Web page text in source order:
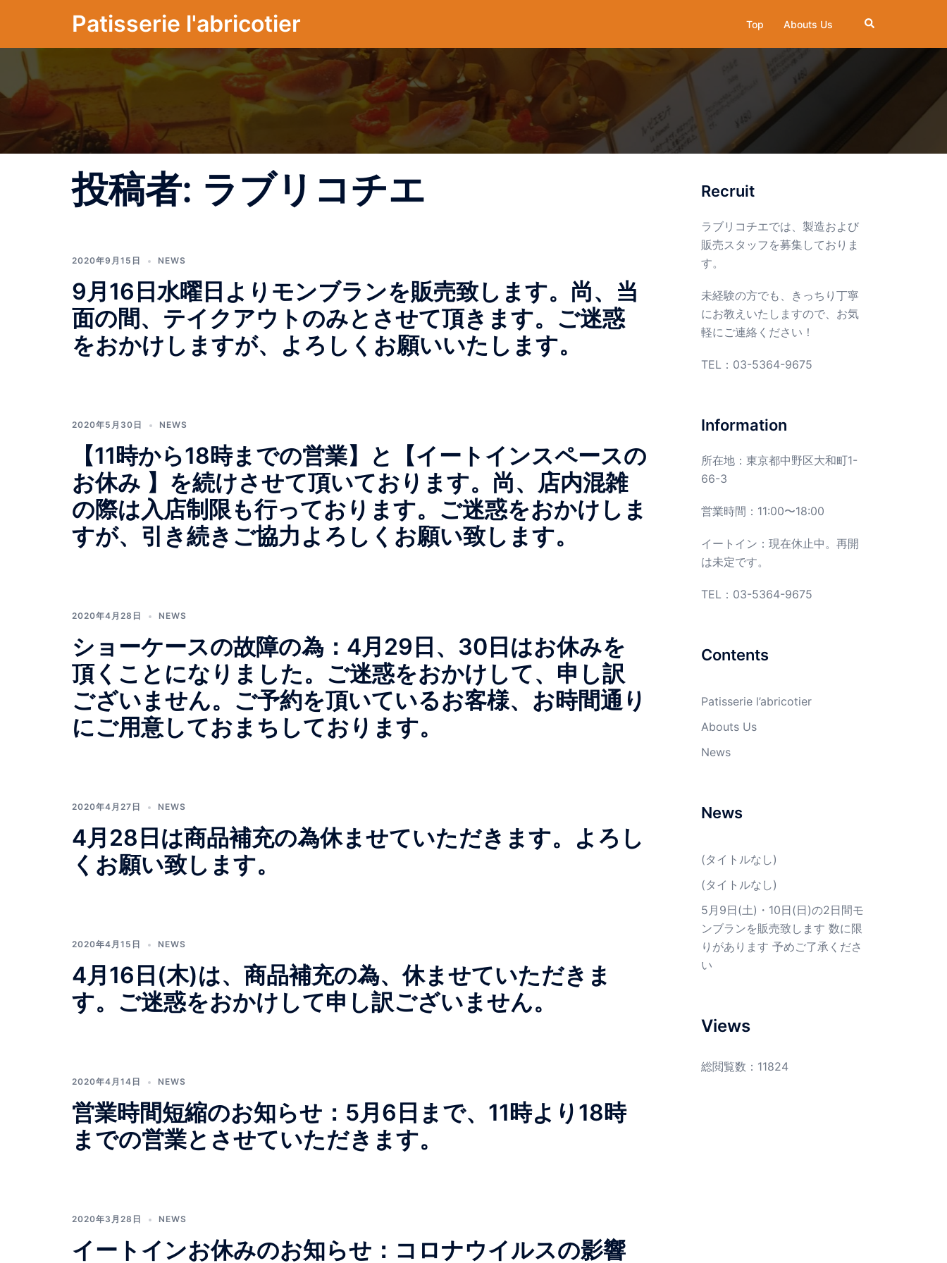
テ
へ
キ
ッ
Patisserie l'abricotier Top Abouts Us
検
索
投稿者: ラブリコチエ
2020年9月15日 NEWS
9月16日水曜日よりモンブランを販売致します。尚、当
面の間、テイクアウトのみとさせて頂きます。ご迷惑
をおかけしますが、よろしくお願いいたします。
2020年5月30日 NEWS
【11時から18時までの営業】と【イートインスペースの
お休み 】を続けさせて頂いております。尚、店内混雑
の際は入店制限も行っております。ご迷惑をおかけしま
すが、引き続きご協力よろしくお願い致します。
2020年4月28日 NEWS
ショーケースの故障の為：4月29日、30日はお休みを
頂くことになりました。ご迷惑をおかけして、申し訳
ございません。ご予約を頂いているお客様、お時間通り
にご用意しておまちしております。
2020年4月27日 NEWS
4月28日は商品補充の為休ませていただきます。よろし
くお願い致します。
2020年4月15日 NEWS
4月16日(木)は、商品補充の為、休ませていただきま
す。ご迷惑をおかけして申し訳ございません。
2020年4月14日 NEWS
営業時間短縮のお知らせ：5月6日まで、11時より18時
までの営業とさせていただきます。
2020年3月28日 NEWS
イートインお休みのお知らせ：コロナウイルスの影響
Recruit
ラブリコチエでは、製造および
販売スタッフを募集しておりま
す。
未経験の方でも、きっちり丁寧
にお教えいたしますので、お気
軽にご連絡ください！
TEL： 03-5364-9675
Information
所在地：東京都中野区大和町1-
66-3
営業時間：11:00〜18:00
イートイン：現在休止中。再開
は未定です。
TEL：03-5364-9675
Contents
Patisserie l’abricotier
Abouts Us
News
News
(タイトルなし)
(タイトルなし)
5月9日(土)・10日(日)の2日間モ
ンブランを販売致します 数に限
りがあります 予めご了承くださ
い
Views
総閲覧数：11824